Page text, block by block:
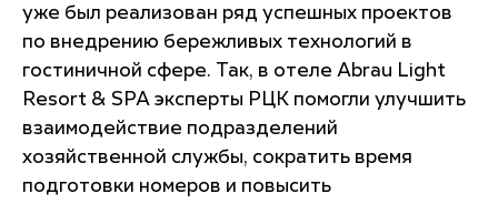
уже был реализован ряд успешных проектов
по внедрению бережливых технологий в
гостиничной сфере. Так, в отеле Abrau Light
Resort & SPA эксперты РЦК помогли улучшить
взаимодействие подразделений
хозяйственной службы, сократить время
подготовки номеров и повысить